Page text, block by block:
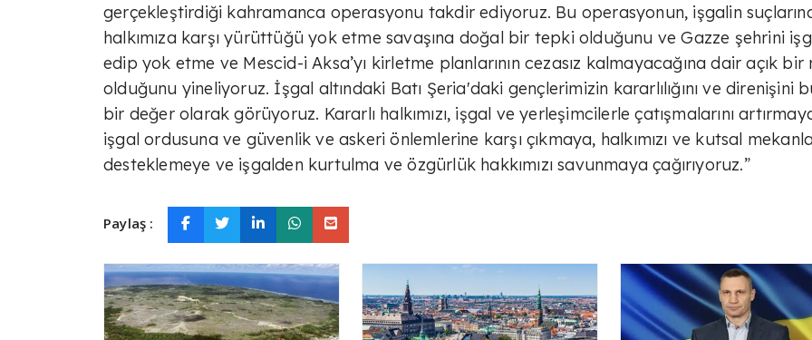
gerçekleştirdiği kahramanca operasyonu takdir ediyoruz. Bu operasyonun, işgalin
halkımıza karşı yürüttüğü yok etme savaşına doğal bir tepki olduğunu ve Gazze şehrini
edip yok etme ve Mescid-i Aksa’yı kirletme planlarının cezasız kalmayacağına dair açık bir
olduğunu yineliyoruz. İşgal altındaki Batı Şeria'daki gençlerimizin kararlılığını ve direnişini
bir değer olarak görüyoruz. Kararlı halkımızı, işgal ve yerleşimcilerle çatışmalarını
işgal ordusuna ve güvenlik ve askeri önlemlerine karşı çıkmaya, halkımızı ve kutsal
desteklemeye ve işgalden kurtulma ve özgürlük hakkımızı savunmaya çağırıyoruz.”
Paylaş :